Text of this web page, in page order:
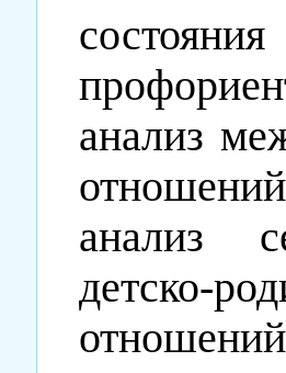
анализ
анализ
детско-